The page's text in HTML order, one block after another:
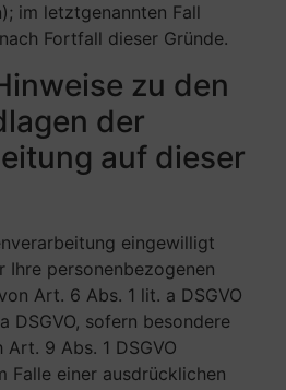
im letztgenannten Fall
Fortfall dieser Gründe.
zu den
der
auf dieser
eingewilligt
Ihre personenbezogenen
Art. 6 Abs. 1 lit. a DSGVO
DSGVO, sofern besondere
9 Abs. 1 DSGVO
Falle einer ausdrücklichen